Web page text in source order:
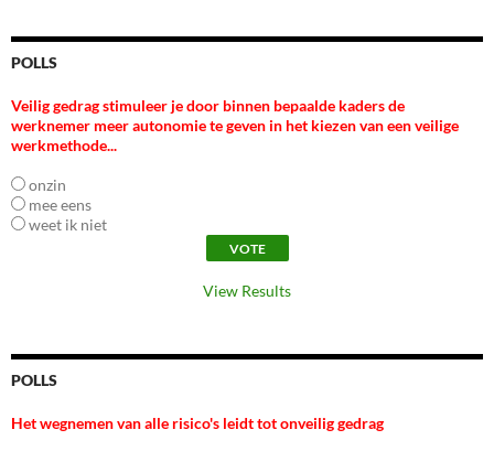
POLLS
Veilig gedrag stimuleer je door binnen bepaalde kaders de
werknemer meer autonomie te geven in het kiezen van een veilige
werkmethode...
onzin
mee eens
weet ik niet
View Results
POLLS
Het wegnemen van alle risico's leidt tot onveilig gedrag